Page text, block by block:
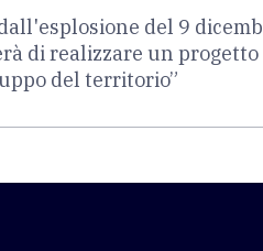
del 9
di realizzare un progetto
del territorio”